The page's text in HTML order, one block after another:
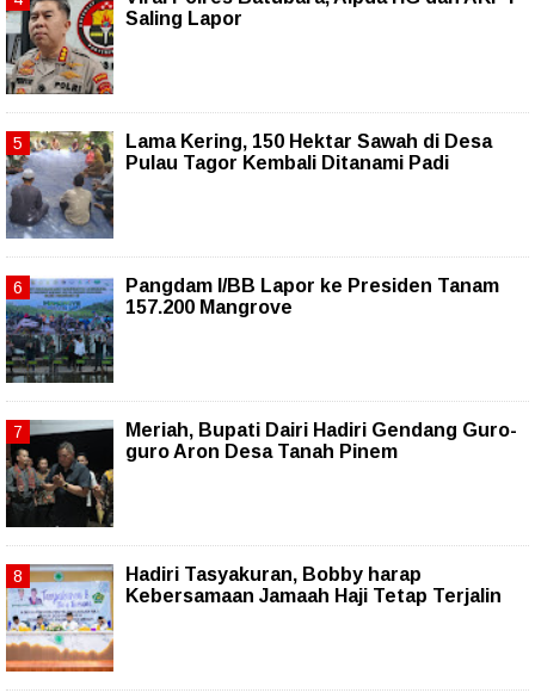
Saling Lapor
Lama Kering, 150 Hektar Sawah di Desa
Pulau Tagor Kembali Ditanami Padi
Pangdam I/BB Lapor ke Presiden Tanam
157.200 Mangrove
Meriah, Bupati Dairi Hadiri Gendang Guro-
guro Aron Desa Tanah Pinem
Hadiri Tasyakuran, Bobby harap
Kebersamaan Jamaah Haji Tetap Terjalin